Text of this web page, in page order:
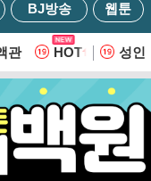
BJ방송 웹툰
관 HOT 웹
성인